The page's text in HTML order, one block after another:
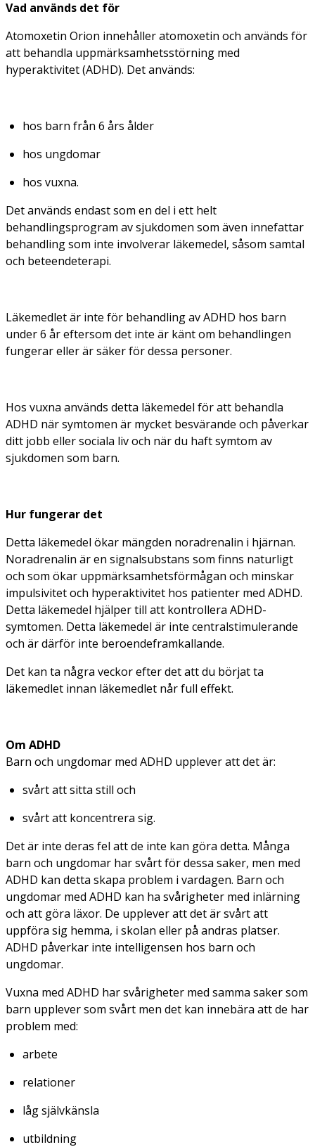
Vad används det för
Atomoxetin Orion innehåller atomoxetin och används för
att behandla uppmärksamhetsstörning med
hyperaktivitet (ADHD). Det används:
hos barn från 6 års ålder
hos ungdomar
hos vuxna.
Det används endast som en del i ett helt
behandlingsprogram av sjukdomen som även innefattar
behandling som inte involverar läkemedel, såsom samtal
och beteendeterapi.
Läkemedlet är inte för behandling av ADHD hos barn
under 6 år eftersom det inte är känt om behandlingen
fungerar eller är säker för dessa personer.
Hos vuxna används detta läkemedel för att behandla
ADHD när symtomen är mycket besvärande och påverkar
ditt jobb eller sociala liv och när du haft symtom av
sjukdomen som barn.
Hur fungerar det
Detta läkemedel ökar mängden noradrenalin i hjärnan.
Noradrenalin är en signalsubstans som finns naturligt
och som ökar uppmärksamhetsförmågan och minskar
impulsivitet och hyperaktivitet hos patienter med ADHD.
Detta läkemedel hjälper till att kontrollera ADHD-
symtomen. Detta läkemedel är inte centralstimulerande
och är därför inte beroendeframkallande.
Det kan ta några veckor efter det att du börjat ta
läkemedlet innan läkemedlet når full effekt.
Om ADHD
Barn och ungdomar med ADHD upplever att det är:
svårt att sitta still och
svårt att koncentrera sig.
Det är inte deras fel att de inte kan göra detta. Många
barn och ungdomar har svårt för dessa saker, men med
ADHD kan detta skapa problem i vardagen. Barn och
ungdomar med ADHD kan ha svårigheter med inlärning
och att göra läxor. De upplever att det är svårt att
uppföra sig hemma, i skolan eller på andras platser.
ADHD påverkar inte intelligensen hos barn och
ungdomar.
Vuxna med ADHD har svårigheter med samma saker som
barn upplever som svårt men det kan innebära att de har
problem med:
arbete
relationer
låg självkänsla
utbildning